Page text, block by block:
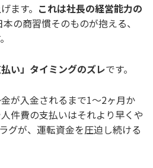
ます。 これは社長の経営能力の
本の商習慣そのものが抱える、
払い」タイミングのズレです。
が入金されるまで1〜2ヶ月か
件費の支払いはそれより早くや
グが、運転資金を圧迫し続ける